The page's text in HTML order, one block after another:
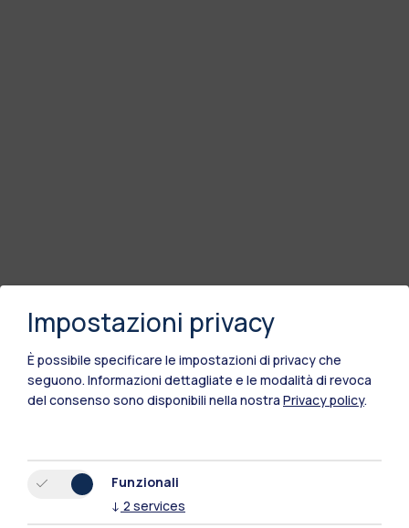
Impostazioni privacy
È possibile specificare le impostazioni di privacy che
seguono. Informazioni dettagliate e le modalità di revoca
del consenso sono disponibili nella nostra Privacy policy.
Funzionali
↓ 2 services